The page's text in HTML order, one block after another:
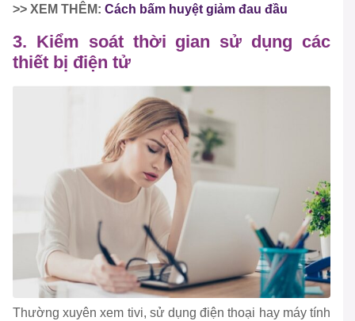
>> XEM THÊM: Cách bấm huyệt giảm đau đầu
3. Kiểm soát thời gian sử dụng các
thiết bị điện tử
Thường xuyên xem tivi, sử dụng điện thoại hay máy tính